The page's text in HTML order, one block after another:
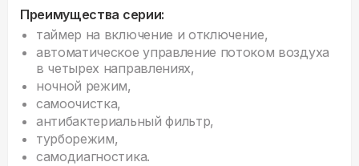
Преимущества серии:
таймер на включение и отключение,
автоматическое управление потоком воздуха
в четырех направлениях,
ночной режим,
самоочистка,
антибактериальный фильтр,
турборежим,
самодиагностика.